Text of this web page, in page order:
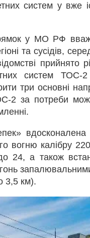
систем у
у МО РФ
та сусідів,
прийнято
систем
три основні
2 за потреби
вдосконалена
вогню калібру
24, а також
3,5 км).